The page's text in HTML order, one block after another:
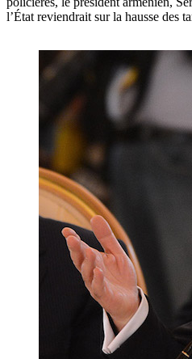
l’État reviendrait sur la hausse des